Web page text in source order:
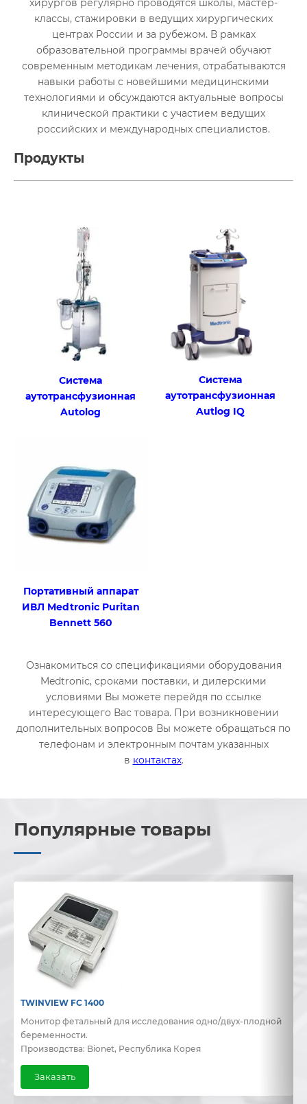
классы, стажировки в ведущих хирургических
центрах России и за рубежом. В рамках
образовательной программы врачей обучают
современным методикам лечения, отрабатываются
навыки работы с новейшими медицинскими
технологиями и обсуждаются актуальные вопросы
клинической практики с участием ведущих
российских и международных специалистов.
Продукты
Cистема
аутотрансфузионная
Autolog
Система
аутотрансфузионная
Autlog IQ
Портативный аппарат
ИВЛ Medtronic Puritan
Bennett 560
Ознакомиться со спецификациями оборудования
Medtronic, сроками поставки, и дилерскими
условиями Вы можете перейдя по ссылке
интересующего Вас товара. При возникновении
дополнительных вопросов Вы можете обращаться по
телефонам и электронным почтам указанных
в контактах.
Популярные товары
TWINVIEW FC 1400
Монитор фетальный для исследования одно/двух-плодной
беременности.
Производства: Bionet, Республика Корея
Заказать